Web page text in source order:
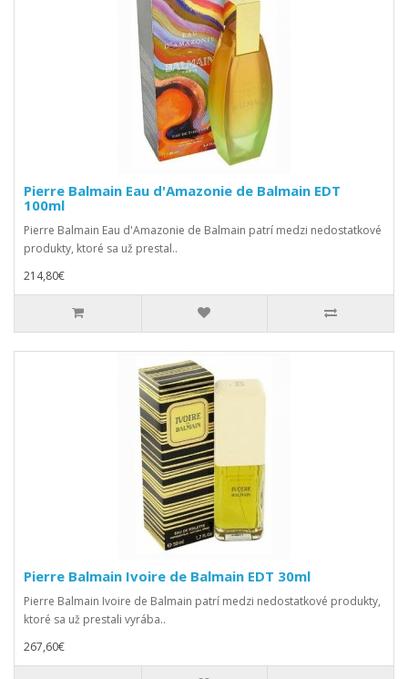
Pierre Balmain Eau d'Amazonie de Balmain EDT
100ml
Pierre Balmain Eau d'Amazonie de Balmain patrí medzi nedostatkové
produkty, ktoré sa už prestal..
214,80€
Pierre Balmain Ivoire de Balmain EDT 30ml
Pierre Balmain Ivoire de Balmain patrí medzi nedostatkové produkty,
ktoré sa už prestali vyrába..
267,60€